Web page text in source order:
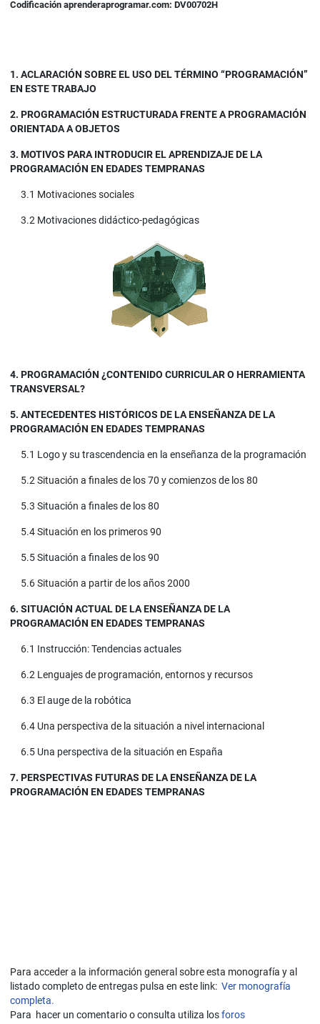
Codificación aprenderaprogramar.com: DV00702H
1. ACLARACIÓN SOBRE EL USO DEL TÉRMINO “PROGRAMACIÓN”
EN ESTE TRABAJO
2. PROGRAMACIÓN ESTRUCTURADA FRENTE A PROGRAMACIÓN
ORIENTADA A OBJETOS
3. MOTIVOS PARA INTRODUCIR EL APRENDIZAJE DE LA
PROGRAMACIÓN EN EDADES TEMPRANAS
3.1 Motivaciones sociales
3.2 Motivaciones didáctico-pedagógicas
4. PROGRAMACIÓN ¿CONTENIDO CURRICULAR O HERRAMIENTA
TRANSVERSAL?
5. ANTECEDENTES HISTÓRICOS DE LA ENSEÑANZA DE LA
PROGRAMACIÓN EN EDADES TEMPRANAS
5.1 Logo y su trascendencia en la enseñanza de la programación
5.2 Situación a finales de los 70 y comienzos de los 80
5.3 Situación a finales de los 80
5.4 Situación en los primeros 90
5.5 Situación a finales de los 90
5.6 Situación a partir de los años 2000
6. SITUACIÓN ACTUAL DE LA ENSEÑANZA DE LA
PROGRAMACIÓN EN EDADES TEMPRANAS
6.1 Instrucción: Tendencias actuales
6.2 Lenguajes de programación, entornos y recursos
6.3 El auge de la robótica
6.4 Una perspectiva de la situación a nivel internacional
6.5 Una perspectiva de la situación en España
7. PERSPECTIVAS FUTURAS DE LA ENSEÑANZA DE LA
PROGRAMACIÓN EN EDADES TEMPRANAS
Para acceder a la información general sobre esta monografía y al
listado completo de entregas pulsa en este link: Ver monografía
completa.
Para hacer un comentario o consulta utiliza losforos